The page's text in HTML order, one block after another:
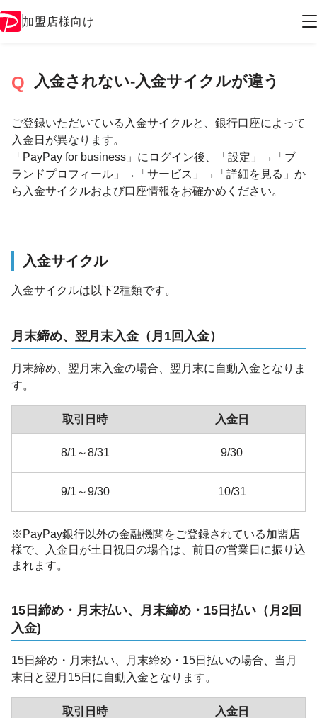
加盟店様向け
入金されない-入金サイクルが違う
ご登録いただいている入金サイクルと、銀行口座によって
入金日が異なります。
「PayPay for business」にログイン後、「設定」→「ブ
ランドプロフィール」→「サービス」→「詳細を見る」か
ら入金サイクルおよび口座情報をお確かめください。
入金サイクル
入金サイクルは以下2種類です。
月末締め、翌月末入金（月1回入金）
月末締め、翌月末入金の場合、翌月末に自動入金となりま
す。
取引日時 入金日
8/1～8/31 9/30
9/1～9/30 10/31
※PayPay銀行以外の金融機関をご登録されている加盟店
様で、入金日が土日祝日の場合は、前日の営業日に振り込
まれます。
15日締め・月末払い、月末締め・15日払い（月2回
入金)
15日締め・月末払い、月末締め・15日払いの場合、当月
末日と翌月15日に自動入金となります。
取引日時 入金日